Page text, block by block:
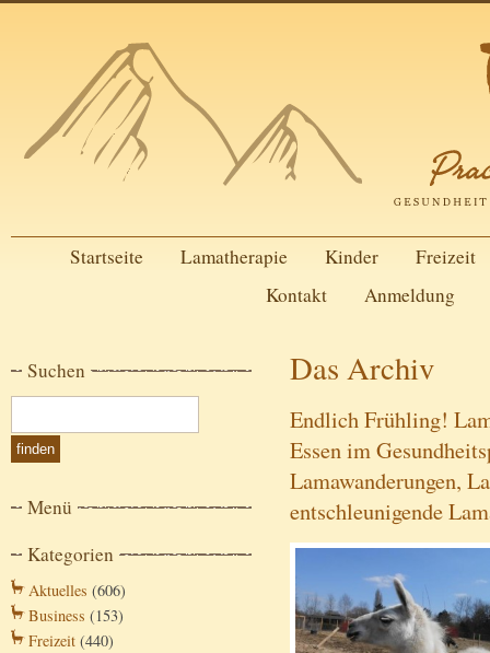
Startseite Lamatherapie Kinder
Freizeit
Kontakt
Anmeldung
Suchen
Menü
Kategorien
Aktuelles (606)
Business (153)
Freizeit (440)
Das Archiv
Endlich Frühling!
Essen im
Lamawanderungen,
entschleunigende